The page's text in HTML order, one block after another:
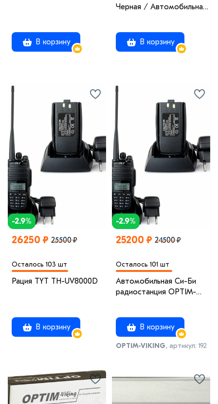
В корзину
Черная / Автомобильная
В корзину
-2.9%
26250 ₽ 25500 ₽
Осталось 103 шт
Рация TYT TH-UV8000D
В корзину
-2.9%
25200 ₽ 24500 ₽
Осталось 101 шт
Автомобильная Cи-Би
радиостанция OPTIM-
В корзину
OPTIM-VIKING, артикул: 192